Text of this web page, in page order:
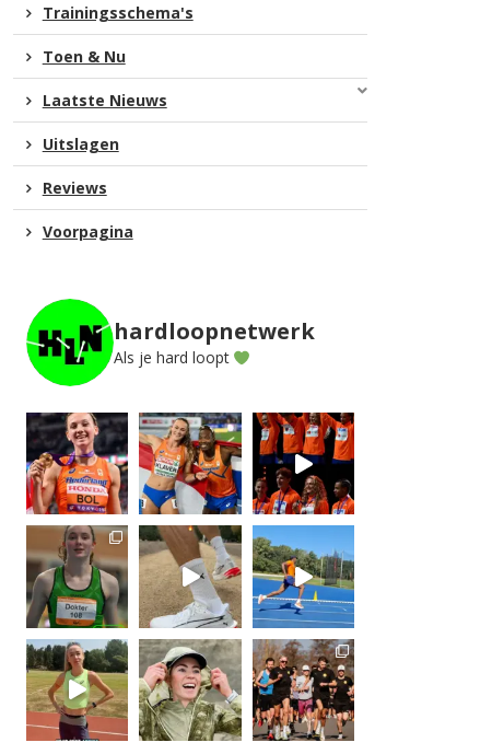
Trainingsschema's
Toen & Nu
Laatste Nieuws
Uitslagen
Reviews
Voorpagina
hardloopnetwerk
Als je hard loopt